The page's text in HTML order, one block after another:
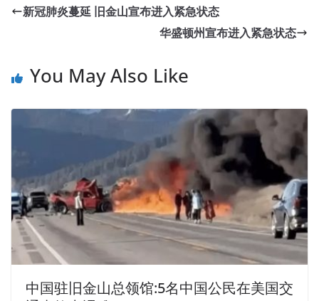
新冠肺炎蔓延 旧金山宣布进入紧急状态
华盛顿州宣布进入紧急状态
You May Also Like
中国驻旧金山总领馆:5名中国公民在美国交